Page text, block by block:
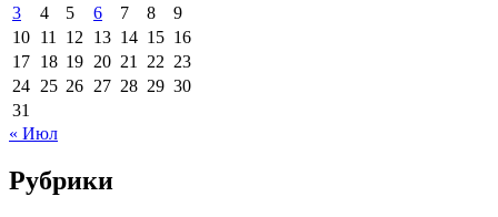
3
4 5 6 7 8
9
10 11 12 13 14 15 16
17 18 19 20 21 22 23
24 25 26 27 28 29 30
31
« Июл
Рубрики